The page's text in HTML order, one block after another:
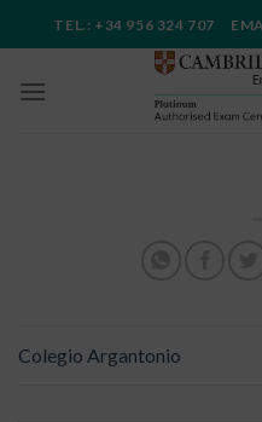
al
TEL.: +34 956 324 707
Colegio Argantonio